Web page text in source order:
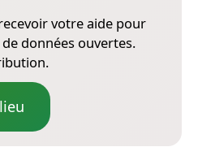
votre aide pour
données ouvertes.